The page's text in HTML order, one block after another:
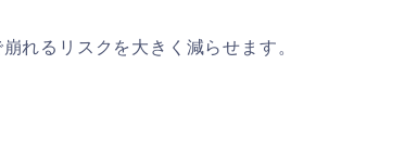
れるリスクを大きく減らせます。